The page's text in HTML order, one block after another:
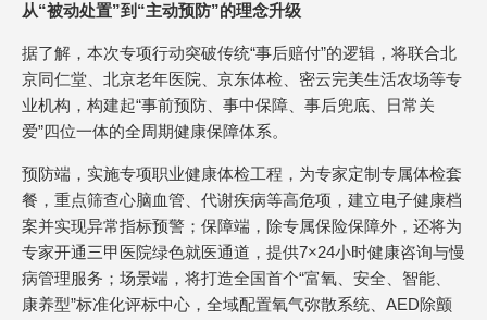
从“被动处置”到“主动预防”的理念升级
据了解，本次专项行动突破传统“事后赔付”的逻辑，将联合北
京同仁堂、北京老年医院、京东体检、密云完美生活农场等专
业机构，构建起“事前预防、事中保障、事后兜底、日常关
爱”四位一体的全周期健康保障体系。
预防端，实施专项职业健康体检工程，为专家定制专属体检套
餐，重点筛查心脑血管、代谢疾病等高危项，建立电子健康档
案并实现异常指标预警；保障端，除专属保险保障外，还将为
专家开通三甲医院绿色就医通道，提供7×24小时健康咨询与慢
病管理服务；场景端，将打造全国首个“富氧、安全、智能、
康养型”标准化评标中心，全域配置氧气弥散系统、AED除颤